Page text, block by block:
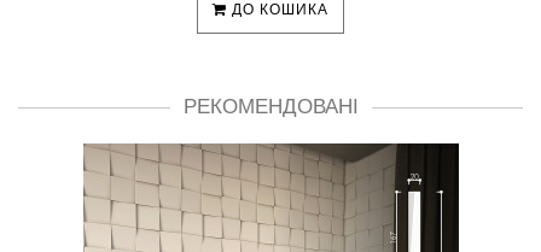
ДО КОШИКА
РЕКОМЕНДОВАНІ